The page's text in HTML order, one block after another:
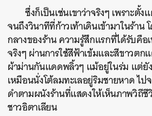
ซึ่งก็เป็นเช่นเขาว่าจริงๆ เพราะตั้
จนถึงวินาทีที่ก้าวเท้าเดินเข้ามาในร้าน
กลางของร้าน ความรู้สึกแรกที่ได้รับคือ
จริงๆ ผ่านการใช้สีฟ้าเข้มและสีขาวตก
ผ้าม่านกันแดดพลิ้วๆ แม้อยู่ในร่ม แต่ยั
เหมือนนั่งโต้ลมทะเลอยู่ริมชายหาด ไป
ดำตามผนังร้านที่แสดงให้เห็นภาพวิถี
ชาวอิตาเลียน